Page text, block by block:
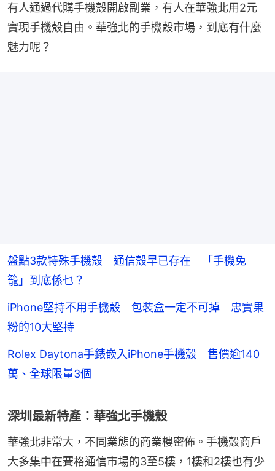
有人通過代購手機殼開啟副業，有人在華強北用2元
實現手機殼自由。華強北的手機殼市場，到底有什麼
魅力呢？
盤點3款特殊手機殼 通信殼早已存在 「手機兔
籠」到底係乜？
iPhone堅持不用手機殼 包裝盒一定不可掉 忠實果
粉的10大堅持
Rolex Daytona手錶嵌入iPhone手機殼 售價逾140
萬、全球限量3個
深圳最新特產：華強北手機殼
華強北非常大，不同業態的商業樓密佈。手機殼商戶
大多集中在賽格通信市場的3至5樓，1樓和2樓也有少